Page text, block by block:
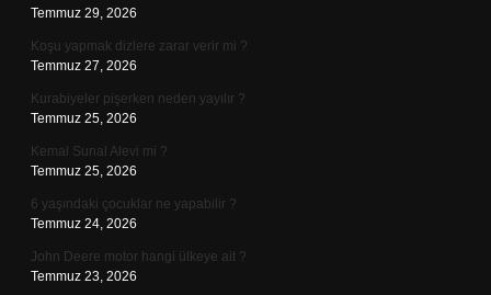
Temmuz 29, 2026
Koşu yapmak dizlere zarar verir mi ?
Temmuz 27, 2026
Kurabiyeler pişerken neden yayılır ?
Temmuz 25, 2026
Kemal Sunal Alevi mi ?
Temmuz 25, 2026
6 yaşındaki çocuklar ne yapabilir ?
Temmuz 24, 2026
John Deere motor hangi ülkeye ait ?
Temmuz 23, 2026